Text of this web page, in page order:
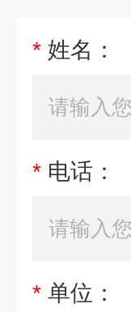
* 姓名：
* 电话：
* 单位：